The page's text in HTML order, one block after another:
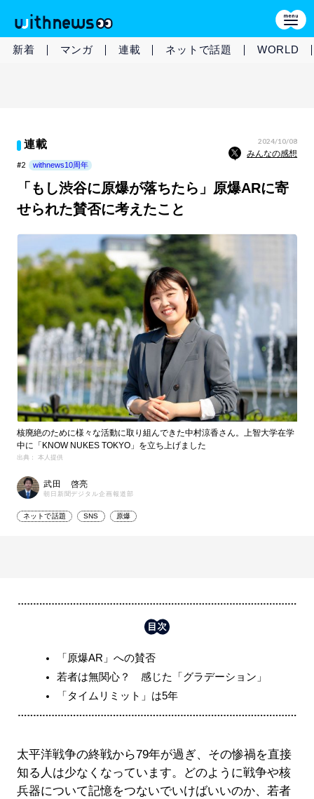
新着 マンガ 連載 ネットで話題 WORLD
連載 2024/10/08
みんなの感想
#2 withnews10周年
「もし渋谷に原爆が落ちたら」原爆ARに寄
せられた賛否に考えたこと
核廃絶のために様々な活動に取り組んできた中村涼香さん。上智大学在学
中に「KNOW NUKES TOKYO」を立ち上げました
出典： 本人提供
武田 啓亮
朝日新聞デジタル企画報道部
ネットで話題 SNS 原爆
「原爆AR」への賛否
若者は無関心？ 感じた「グラデーション」
「タイムリミット」は5年
太平洋戦争の終戦から79年が過ぎ、その惨禍を直接
知る人は少なくなっています。どのように戦争や核
兵器について記憶をつないでいけばいいのか、若者